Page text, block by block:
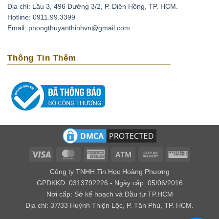
Thạch anh tím có thể xoa dịu những cơn đau đầu do
căng thẳng, stress bằng cách đặt chúng lên trán. Ngoài
ra loại đá này còn có tác dụng phục hồi tuần hoàn máu,
mạch máu não.
từ tiếng Hy lạp là amethytos, nó có nghĩa là không say.
Vì vậy người xưa thường dùng loại đá quý này để giải
độc rượu và các loại chất độc khác. Nếu bạn bỏ viên đá
này trong nguồn nước uống, điều kỳ diệu sẽ xảy ra đó
là chúng mang lại năng lượng tốt cho nguồn nước.
Về mặt tâm linh
Theo kinh Vê Đa của Ấn Độ, người ta cho rằng thạch
anh tím có khả năng giúp kiểm soát được cảm xúc, xoa
dịu âu lo, làm cho con người có ý nghĩa tốt lành.
Đối với các nhà trường sinh học thì lại cho rằng đây là
Địa chỉ: Lầu 3, 496 Đường 3/2, P. Diên Hồng, TP. HCM.
Hotline: 0911.99.3399
Email: phongthuyanthinhvn@gmail.com
Thông Tin Thêm
Visa MasterCardAmerican
Atm
Cash
Delivery
Western
Công ty TNHH Tin Học Hoàng Phương
GPDKKD: 0313792226 - Ngày cấp: 05/06/2016
Nơi cấp: Sở kế hoạch và Đầu tư TP.HCM
Địa chỉ: 37/33 Huỳnh Thiện Lộc, P. Tân Phú, TP. HCM.